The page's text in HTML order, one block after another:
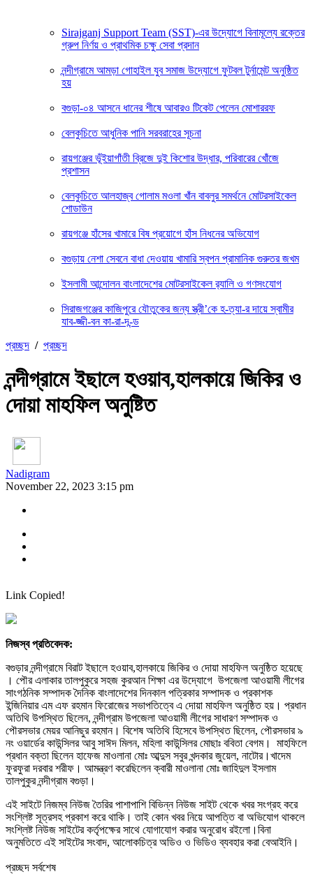
Sirajganj Support Team (SST)-এর উদ্যোগে বিনামূল্যে রক্তের
গ্রুপ নির্ণয় ও প্রাথমিক চক্ষু সেবা প্রদান
নন্দীগ্রামে আমড়া গোহাইল যুব সমাজ উদ্যোগে ফুটবল টুর্নামেন্ট অনুষ্ঠিত
হয়
বগুড়া-০৪ আসনে ধানের শীষে আবারও টিকেট পেলেন মোশাররফ
বেলকুচিতে আধুনিক পানি সরবরাহের সূচনা
রায়গঞ্জের ভূঁইয়াগাঁতী ব্রিজে দুই কিশোর উদ্ধার, পরিবারের খোঁজে
প্রশাসন
বেলকুচিতে আলহাজ্ব গোলাম মওলা খাঁন বাবলুর সমর্থনে মোটরসাইকেল
শোডাউন
রায়গঞ্জে হাঁসের খামারে বিষ প্রয়োগে হাঁস নিধনের অভিযোগ
বগুড়ায় নেশা সেবনে বাধা দেওয়ায় খামারি স্বপন প্রামানিক গুরুতর জখম
ইসলামী আন্দোলন বাংলাদেশের মোটরসাইকেল র‍্যালি ও গণসংযোগ
সিরাজগঞ্জের কাজিপুরে যৌতুকের জন্য স্ত্রী’কে হ-ত্যা-র দায়ে স্বামীর
যাব-জ্জী-বন কা-রা-দ-ন্ড
প্রচ্ছদ / প্রচ্ছদ
নন্দীগ্রামে ইছালে হওয়াব,হালকায়ে জিকির ও
দোয়া মাহফিল অনুষ্টিত
Nadigram
November 22, 2023 3:15 pm
Link Copied!
নিজস্ব প্রতিবেদক:
বগুড়ার নন্দীগ্রামে বিরাট ইছালে হওয়াব,হালকায়ে জিকির ও দোয়া মাহফিল অনুষ্ঠিত হয়েছে
। পৌর এলাকার তালপুকুরে সহজ কুরআন শিক্ষা এর উদ্যোগে উপজেলা আওয়ামী লীগের
সাংগঠনিক সম্পাদক দৈনিক বাংলাদেশের দিনকাল পত্রিকার সম্পাদক ও প্রকাশক
ইন্জিনিয়ার এম এফ রহমান ফিরোজের সভাপতিত্বে এ দোয়া মাহফিল অনুষ্ঠিত হয়। প্রধান
অতিথি উপস্থিত ছিলেন, নন্দীগ্রাম উপজেলা আওয়ামী লীগের সাধারণ সম্পাদক ও
পৌরসভার মেয়র আনিছুর রহমান। বিশেষ অতিথি হিসেবে উপস্থিত ছিলেন, পৌরসভার ৯
নং ওয়ার্ডের কাউন্সিলর আবু সাঈদ মিলন, মহিলা কাউন্সিলর মোছাঃ ববিতা বেগম। মাহফিলে
প্রধান বক্তা ছিলেন হাফেজ মাওলানা মোঃ আব্দুস সবুর খন্দকার জুয়েল, নাটোর।খাদেম
ফুরফুরা দরবার শরীফ। আমন্ত্রণ করেছিলেন ক্বারী মাওলানা মোঃ জাহিদুল ইসলাম
তালপুকুর নন্দীগ্রাম বগুড়া।
এই সাইটে নিজম্ব নিউজ তৈরির পাশাপাশি বিভিন্ন নিউজ সাইট থেকে খবর সংগ্রহ করে
সংশ্লিষ্ট সূত্রসহ প্রকাশ করে থাকি। তাই কোন খবর নিয়ে আপত্তি বা অভিযোগ থাকলে
সংশ্লিষ্ট নিউজ সাইটের কর্তৃপক্ষের সাথে যোগাযোগ করার অনুরোধ রইলো।বিনা
অনুমতিতে এই সাইটের সংবাদ, আলোকচিত্র অডিও ও ভিডিও ব্যবহার করা বেআইনি।
প্রচ্ছদ সর্বশেষ